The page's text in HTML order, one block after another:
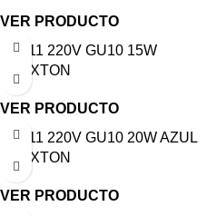
VER PRODUCTO
AR111 220V GU10 15W
TRYXTON
VER PRODUCTO
AR111 220V GU10 20W AZUL
TRYXTON
VER PRODUCTO